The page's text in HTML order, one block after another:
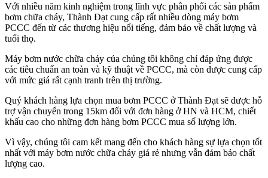
Với nhiều năm kinh nghiệm trong lĩnh vực phân phối các sản phẩm
bơm chữa cháy, Thành Đạt cung cấp rất nhiều dòng máy bơm
PCCC đến từ các thương hiệu nổi tiếng, đảm bảo về chất lượng và
tuổi thọ.
Máy bơm nước chữa cháy của chúng tôi không chỉ đáp ứng được
các tiêu chuẩn an toàn và kỹ thuật về PCCC, mà còn được cung cấp
với mức giá rất cạnh tranh trên thị trường.
Quý khách hàng lựa chọn mua bơm PCCC ở Thành Đạt sẽ được hỗ
trợ vận chuyển trong 15km đối với đơn hàng ở HN và HCM, chiết
khấu cao cho những đơn hàng bơm PCCC mua số lượng lớn.
Vì vậy, chúng tôi cam kết mang đến cho khách hàng sự lựa chọn tốt
nhất với máy bơm nước chữa cháy giá rẻ nhưng vẫn đảm bảo chất
lượng cao.